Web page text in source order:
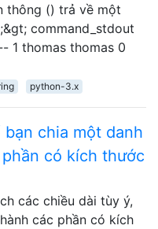
thông () trả về một
command_stdout
1 thomas thomas 0
python-3.x
chia một danh
có kích thước
các chiều dài tùy ý,
các phần có kích